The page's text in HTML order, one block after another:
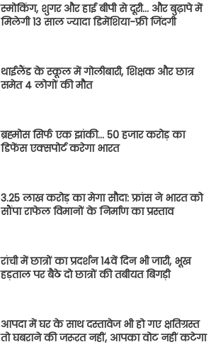
स्मोकिंग, शुगर और हाई बीपी से दूरी… और बुढ़ापे में
मिलेगी 13 साल ज्यादा डिमेंशिया-फ्री जिंदगी
थाईलैंड के स्कूल में गोलीबारी, शिक्षक और छात्र
समेत 4 लोगों की मौत
ब्रह्मोस सिर्फ एक झांकी… 50 हजार करोड़ का
डिफेंस एक्सपोर्ट करेगा भारत
3.25 लाख करोड़ का मेगा सौदा: फ्रांस ने भारत को
सौंपा राफेल विमानों के निर्माण का प्रस्ताव
रांची में छात्रों का प्रदर्शन 14वें दिन भी जारी, भूख
हड़ताल पर बैठे दो छात्रों की तबीयत बिगड़ी
आपदा में घर के साथ दस्तावेज भी हो गए क्षतिग्रस्त
तो घबराने की जरूरत नहीं, आपका वोट नहीं कटेगा